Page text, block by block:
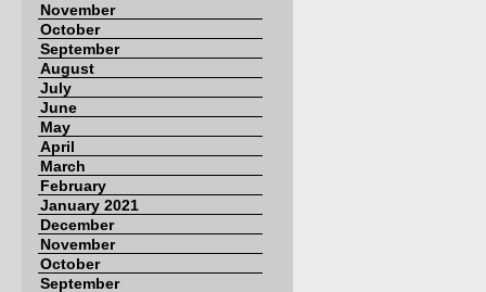
November
October
September
August
July
June
May
April
March
February
January 2021
December
November
October
September